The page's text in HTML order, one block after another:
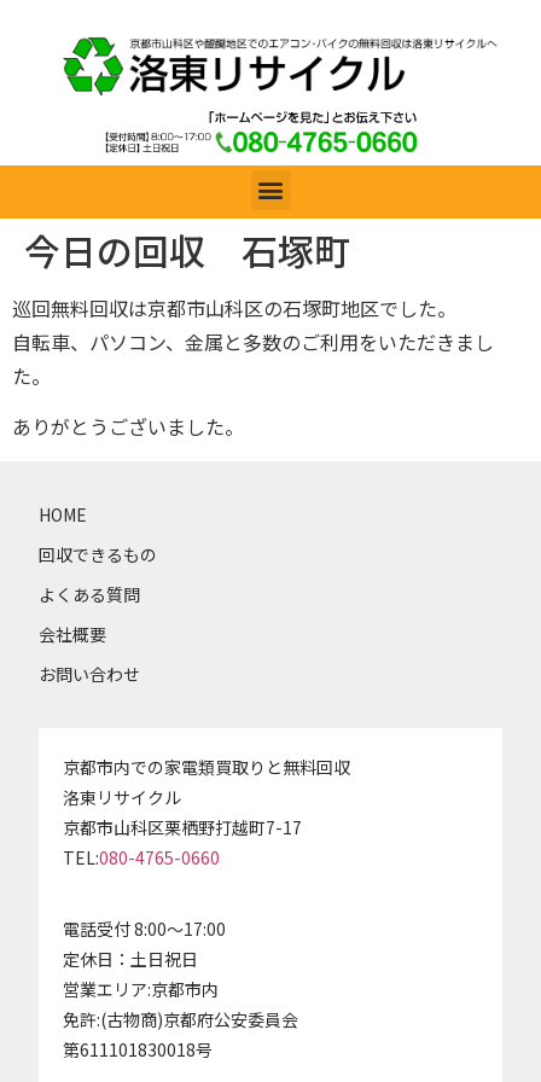
今日の回収 石塚町
巡回無料回収は京都市山科区の石塚町地区でした。
自転車、パソコン、金属と多数のご利用をいただきまし
た。
ありがとうございました。
HOME
回収できるもの
よくある質問
会社概要
お問い合わせ
京都市内での家電類買取りと無料回収
洛東リサイクル
京都市山科区栗栖野打越町7-17
TEL:080-4765-0660
電話受付 8:00～17:00
定休日：土日祝日
営業エリア:京都市内
免許:(古物商)京都府公安委員会
第611101830018号